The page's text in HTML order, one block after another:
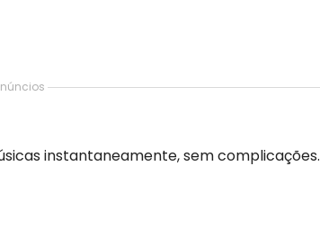
instantaneamente, sem complicações.